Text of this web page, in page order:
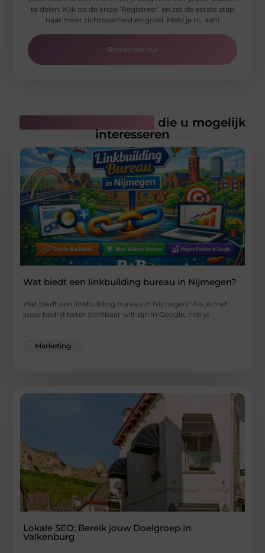
te delen. Klik op de knop ‘Registreer’ en zet de eerste stap
naar meer zichtbaarheid en groei. Meld je nu aan!
Registreer nu!
die u mogelijk
interesseren
Wat biedt een linkbuilding bureau in Nijmegen?
Wat biedt een linkbuilding bureau in Nijmegen? Als je met
jouw bedrijf beter zichtbaar wilt zijn in Google, heb je
Marketing
Lokale SEO: Bereik jouw Doelgroep in
Valkenburg